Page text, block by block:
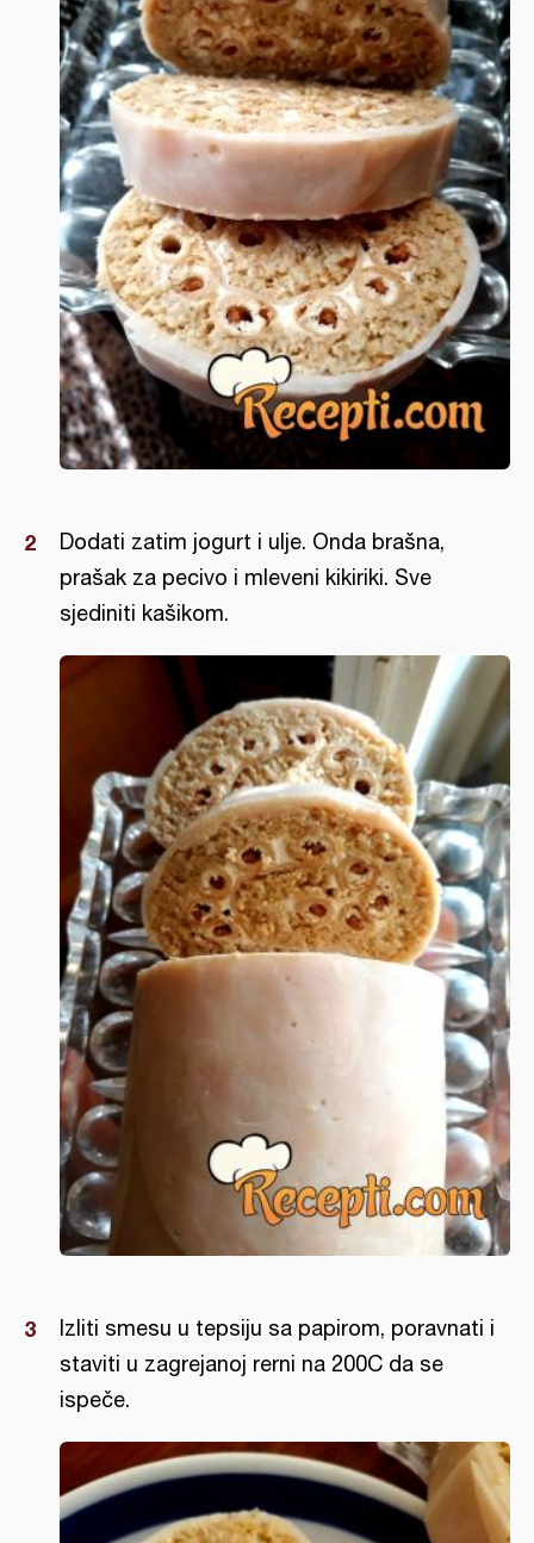
Dodati zatim jogurt i ulje. Onda brašna,
prašak za pecivo i mleveni kikiriki. Sve
sjediniti kašikom.
Izliti smesu u tepsiju sa papirom, poravnati i
staviti u zagrejanoj rerni na 200C da se
ispeče.